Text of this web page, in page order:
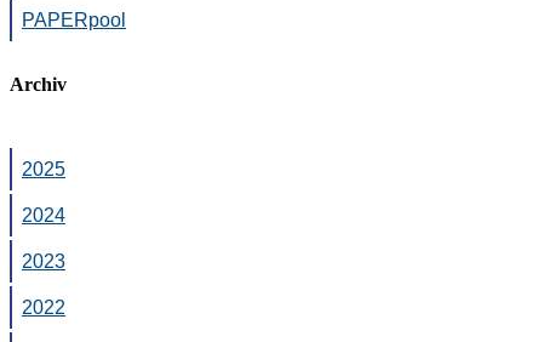
PAPERpool
Archiv
2025
2024
2023
2022